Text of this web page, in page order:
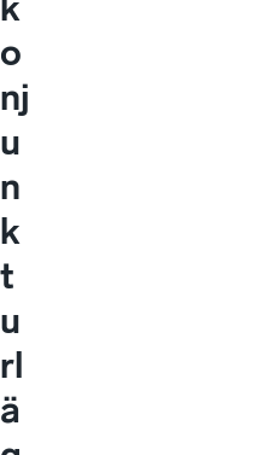
o
nj
u
n
k
t
u
rl
ä